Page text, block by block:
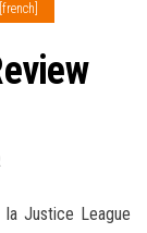
Justice League